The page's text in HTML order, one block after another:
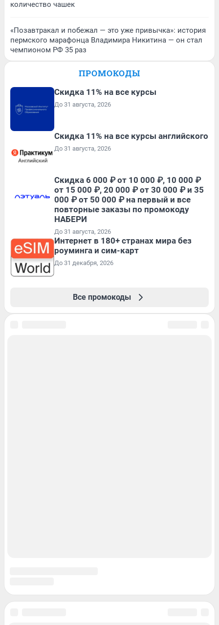
количество чашек
«Позавтракал и побежал — это уже привычка»: история
пермского марафонца Владимира Никитина — он стал
чемпионом РФ 35 раз
ПРОМОКОДЫ
Скидка 11% на все курсы
До 31 августа, 2026
Скидка 11% на все курсы английского
До 31 августа, 2026
Скидка 6 000 ₽ от 10 000 ₽, 10 000 ₽
от 15 000 ₽, 20 000 ₽ от 30 000 ₽ и 35
000 ₽ от 50 000 ₽ на первый и все
повторные заказы по промокоду
НАБЕРИ
До 31 августа, 2026
Интернет в 180+ странах мира без
роуминга и сим-карт
До 31 декабря, 2026
Все промокоды